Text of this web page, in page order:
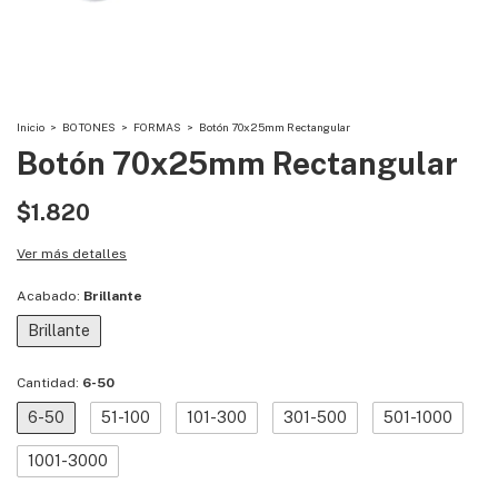
Inicio > BOTONES > FORMAS > Botón 70x25mm Rectangular
Botón 70x25mm Rectangular
$1.820
Ver más detalles
Acabado: Brillante
Brillante
Cantidad: 6-50
6-50 51-100 101-300 301-500 501-1000
1001-3000